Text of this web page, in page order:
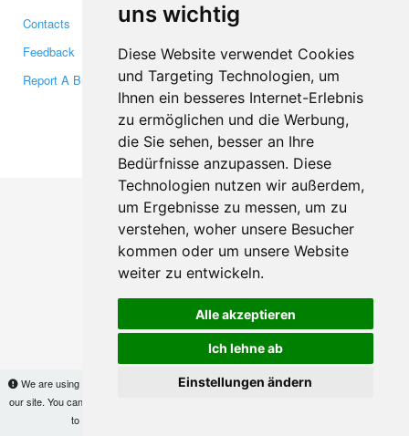
uns wichtig
Diese Website verwendet Cookies
und Targeting Technologien, um
Ihnen ein besseres Internet-Erlebnis
zu ermöglichen und die Werbung,
die Sie sehen, besser an Ihre
Bedürfnisse anzupassen. Diese
Technologien nutzen wir außerdem,
um Ergebnisse zu messen, um zu
verstehen, woher unsere Besucher
kommen oder um unsere Website
weiter zu entwickeln.
Alle akzeptieren
Ich lehne ab
Einstellungen ändern
We are using cookies to provide statistics that help us give you the best experience of
our site. You can find out more
to use the site without changes, you are agreeing to it.
Contacts
Feedback
Report A Bug
Facebook
Twitter
YouTube
Google+
Makis© Copyright 2026